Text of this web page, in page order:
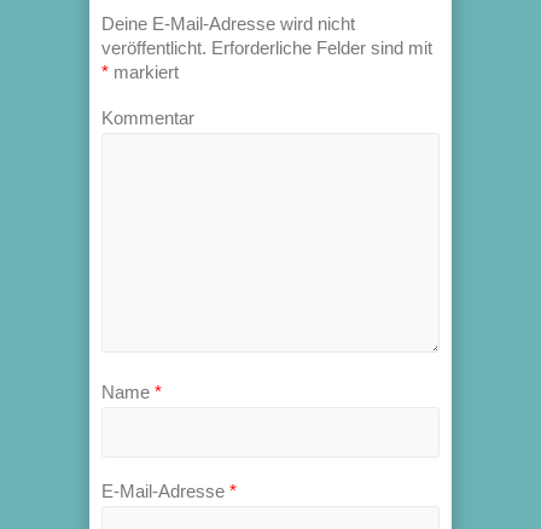
Deine E-Mail-Adresse wird nicht
veröffentlicht. Erforderliche Felder sind mit
* markiert
Kommentar
Name *
E-Mail-Adresse *